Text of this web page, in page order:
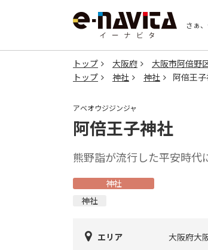
さぁ
トップ 大阪府 大阪市阿倍野
トップ
神社 神社 阿倍王
アベオウジジンジャ
阿倍王子神社
熊野詣が流行した平安時代
神社
神社
エリア
大阪府大